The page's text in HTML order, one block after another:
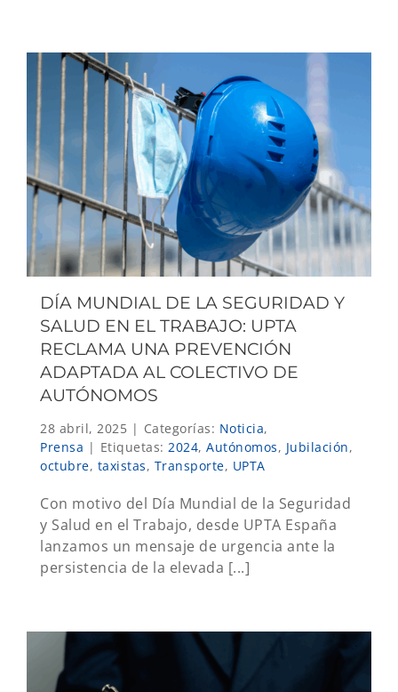
DÍA MUNDIAL DE LA SEGURIDAD Y
SALUD EN EL TRABAJO: UPTA
RECLAMA UNA PREVENCIÓN
ADAPTADA AL COLECTIVO DE
AUTÓNOMOS
28 abril, 2025 | Categorías: Noticia,
Prensa | Etiquetas: 2024, Autónomos, Jubilación,
octubre, taxistas, Transporte, UPTA
Con motivo del Día Mundial de la Seguridad
y Salud en el Trabajo, desde UPTA España
lanzamos un mensaje de urgencia ante la
persistencia de la elevada [...]